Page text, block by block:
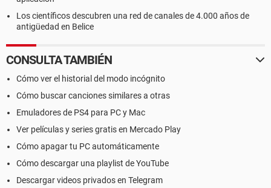
Los científicos descubren una red de canales de 4.000 años de
antigüedad en Belice
CONSULTA TAMBIÉN
Cómo ver el historial del modo incógnito
Cómo buscar canciones similares a otras
Emuladores de PS4 para PC y Mac
Ver películas y series gratis en Mercado Play
Cómo apagar tu PC automáticamente
Cómo descargar una playlist de YouTube
Descargar videos privados en Telegram